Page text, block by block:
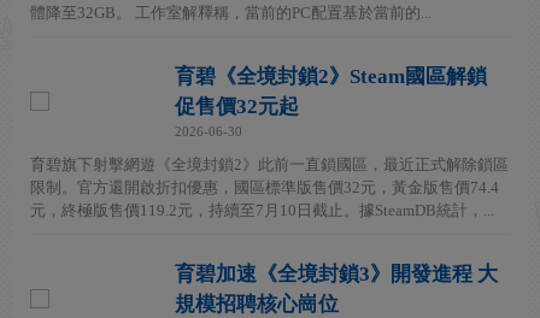
體降至32GB。 工作室解釋稱，當前的PC配置基於當前的...
育碧《全境封鎖2》Steam國區解鎖
促售價32元起
2026-06-30
育碧旗下射擊網遊《全境封鎖2》此前一直鎖國區，最近正式解除鎖區
限制。官方還開啟折扣優惠，國區標準版售價32元，黃金版售價74.4
元，終極版售價119.2元，持續至7月10日截止。據SteamDB統計，...
育碧加速《全境封鎖3》開發進程 大
規模招聘核心崗位